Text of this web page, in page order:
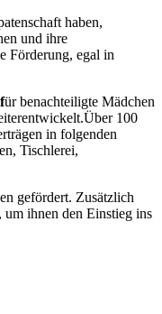
haben,
und ihre
Förderung, egal in
ür benachteiligte Mädchen
100
in folgenden
Tischlerei,
gefördert. Zusätzlich
um ihnen den Einstieg ins